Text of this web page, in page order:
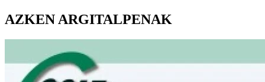
AZKEN ARGITALPENAK